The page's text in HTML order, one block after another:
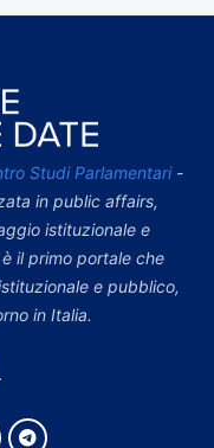
Studi Parlamentari-
in public affairs,
istituzionale e
il primo portale che
e pubblico,
in Italia.